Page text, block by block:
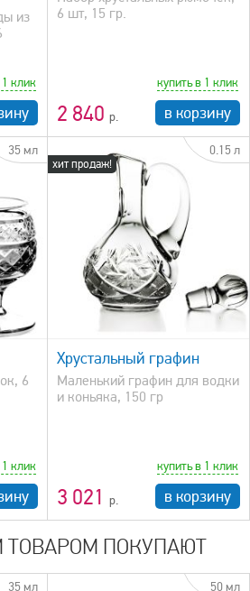
из
1 клик
6 шт, 15 гр.
2 840
купить в 1 клик
в корзину
35 мл
6
1 клик
хит продаж!
0.15 л
Хрустальный графин
Маленький графин для водки
и коньяка, 150 гр
3 021
купить в 1 клик
в корзину
ТОВАРОМ ПОКУПАЮТ
35 мл 50 мл